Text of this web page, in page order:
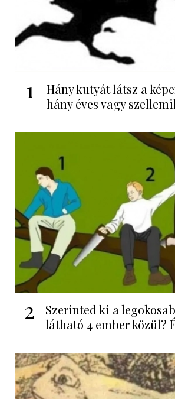
1
Hány kutyát látsz a
hány éves vagy
2
Szerinted ki a
látható 4 ember közül?